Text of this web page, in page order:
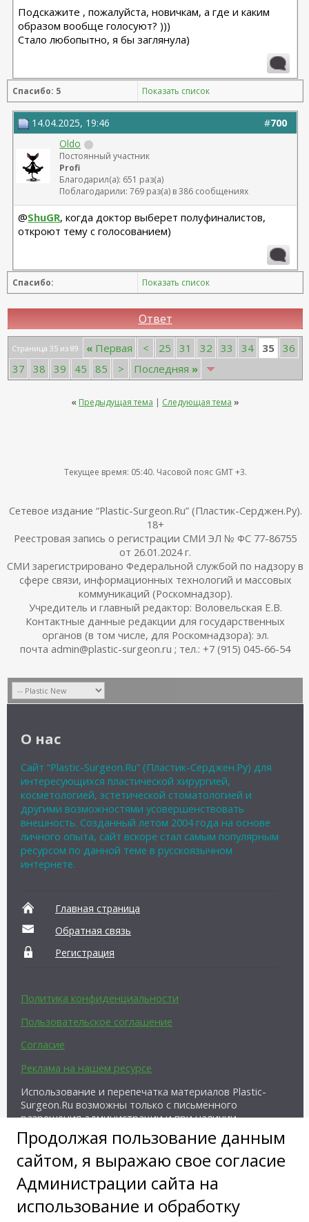
Продолжая пользование данным
сайтом, я выражаю свое согласие
Администрации сайта на
использование и обработку
форумчан))
Подскажите , пожалуйста, новичкам, а где и каким
образом вообще голосуют? )))
Стало любопытно, я бы заглянула)
Спасибо: 5 Показать список
#700
14.04.2025, 19:46
Oldo
Постоянный участник
Profi
Благодарил(а): 651 раз(а)
Поблагодарили: 769 раз(а) в 386 сообщениях
@ShuGR, когда доктор выберет полуфиналистов,
откроют тему с голосованием)
Спасибо: Показать список
Ответ
Страница 35 из 89 « Первая < 25 31 32 33 34 35 36
37
38 39 45 85 > Последняя »
« Предыдущая тема | Следующая тема »
Текущее время: 05:40. Часовой пояс GMT +3.
Сетевое издание “Plastic-Surgeon.Ru” (Пластик-Серджен.Ру).
18+
Реестровая запись о регистрации СМИ ЭЛ № ФС 77-86755
от 26.01.2024 г.
СМИ зарегистрировано Федеральной службой по надзору в
сфере связи, информационных технологий и массовых
коммуникаций (Роскомнадзор).
Учредитель и главный редактор: Воловельская Е.В.
Контактные данные редакции для государственных
органов (в том числе, для Роскомнадзора): эл.
почта admin@plastic-surgeon.ru ; тел.: +7 (915) 045-66-54
О нас
Сайт “Plastic-Surgeon.Ru” (Пластик-Серджен.Ру) для
интересующихся пластической хирургией,
косметологией, эстетической стоматологией и
другими возможностями усовершенствовать
внешность. Созданный летом 2004 года на основе
личного опыта, сайт вскоре стал самым популярным
ресурсом по данной теме в русскоязычном
интернете.
Главная страница
Обратная связь
Регистрация
Политика конфиденциальности
Пользовательское соглашение
Согласие
Реклама на нашем ресурсе
Использование и перепечатка материалов Plastic-
Surgeon.Ru возможны только с письменного
разрешения администрации и при наличии
активной ссылки на источник.